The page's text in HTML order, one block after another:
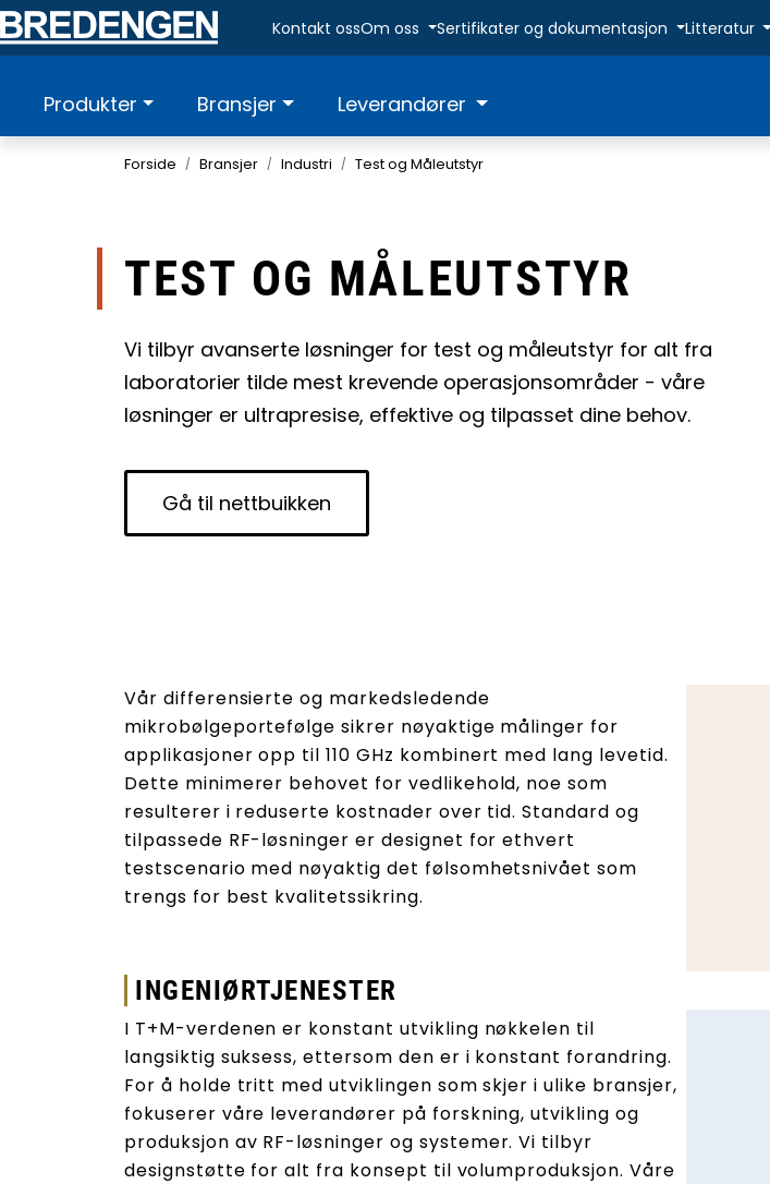
Skip to main content
Kontakt ossOm oss Sertifikater og dokumentasjon Litteratur
Produkter Bransjer Leverandører
Forside Bransjer Industri Test og Måleutstyr
TEST OG MÅLEUTSTYR
Vi tilbyr avanserte løsninger for test og måleutstyr for alt fra
laboratorier tilde mest krevende operasjonsområder - våre
løsninger er ultrapresise, effektive og tilpasset dine behov.
Gå til nettbuikken
Vår differensierte og markedsledende
mikrobølgeportefølge sikrer nøyaktige målinger for
applikasjoner opp til 110 GHz kombinert med lang levetid.
Dette minimerer behovet for vedlikehold, noe som
resulterer i reduserte kostnader over tid. Standard og
tilpassede RF-løsninger er designet for ethvert
testscenario med nøyaktig det følsomhetsnivået som
trengs for best kvalitetssikring.
INGENIØRTJENESTER
I T+M-verdenen er konstant utvikling nøkkelen til
langsiktig suksess, ettersom den er i konstant forandring.
For å holde tritt med utviklingen som skjer i ulike bransjer,
fokuserer våre leverandører på forskning, utvikling og
produksjon av RF-løsninger og systemer. Vi tilbyr
designstøtte for alt fra konsept til volumproduksjon. Våre